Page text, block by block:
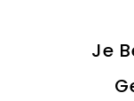
Je